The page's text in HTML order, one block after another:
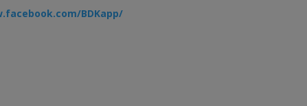
BDKapp/